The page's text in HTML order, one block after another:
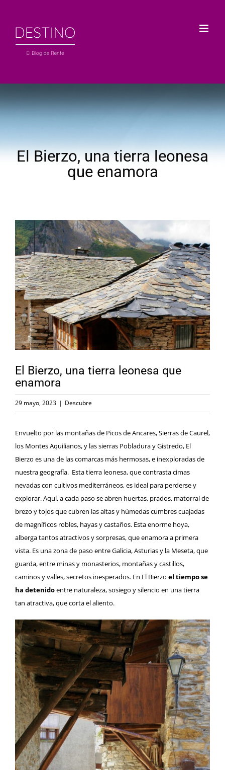
contenido
El Bierzo, una tierra leonesa
que enamora
Ver
imagen
más
grande
El Bierzo, una tierra leonesa que
enamora
29 mayo, 2023 | Descubre
Envuelto por las montañas de Picos de Ancares, Sierras de Caurel,
los Montes Aquilianos, y las sierras Pobladura y Gistredo, El
Bierzo es una de las comarcas más hermosas, e inexploradas de
nuestra geografía. Esta tierra leonesa, que contrasta cimas
nevadas con cultivos mediterráneos, es ideal para perderse y
explorar. Aquí, a cada paso se abren huertas, prados, matorral de
brezo y tojos que cubren las altas y húmedas cumbres cuajadas
de magníficos robles, hayas y castaños. Esta enorme hoya,
alberga tantos atractivos y sorpresas, que enamora a primera
vista. Es una zona de paso entre Galicia, Asturias y la Meseta, que
guarda, entre minas y monasterios, montañas y castillos,
caminos y valles, secretos inesperados. En El Bierzo el tiempo se
ha detenidoentre naturaleza, sosiego y silencio en una tierra
tan atractiva, que corta el aliento.